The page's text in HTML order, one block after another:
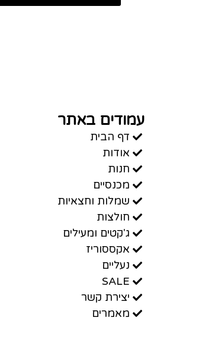
עמודים באתר
דף הבית
אודות
חנות
מכנסיים
שמלות וחצאיות
חולצות
ג'קטים ומעילים
אקססוריז
נעליים
SALE
יצירת קשר
מאמרים